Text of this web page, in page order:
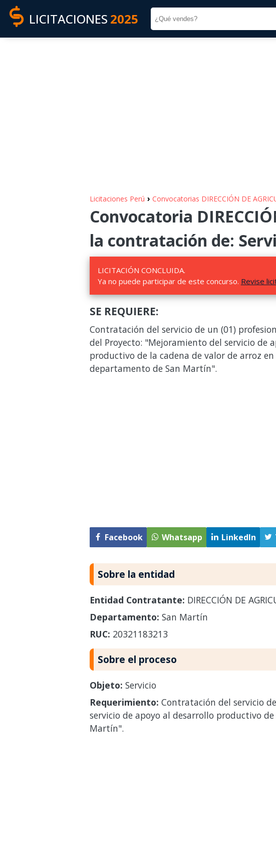
LICITACIONES 2025
Licitaciones Perú › Convocatorias DIRECCIÓN DE
Convocatoria
la contratación de:
LICITACIÓN CONCLUIDA.
Ya no puede participar de este concurso. Revise
SE REQUIERE:
Contratación del servicio de un (01)
del Proyecto: "Mejoramiento del servicio de
productivo de la cadena de valor de arroz
departamento de San Martín".
Facebook Whatsapp LinkedIn
Sobre la entidad
Entidad Contratante: DIRECCIÓN DE
Departamento: San Martín
RUC: 20321183213
Sobre el proceso
Objeto: Servicio
Requerimiento: Contratación del servicio
servicio de apoyo al desarrollo productivo
Martín".